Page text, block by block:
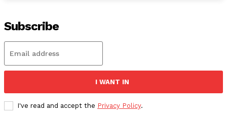
Subscribe
I WANT IN
I've read and accept the Privacy Policy.